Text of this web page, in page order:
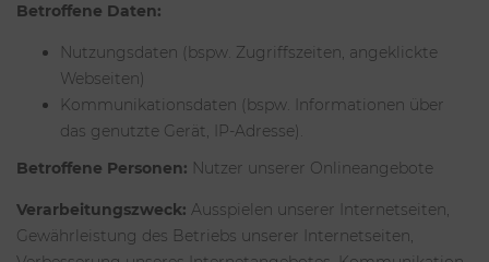
Betroffene Daten:
Nutzungsdaten (bspw. Zugriffszeiten, angeklickte
Webseiten)
Kommunikationsdaten (bspw. Informationen über
das genutzte Gerät, IP-Adresse).
Betroffene Personen: Nutzer unserer Onlineangebote
Verarbeitungszweck: Ausspielen unserer Internetseiten,
Gewährleistung des Betriebs unserer Internetseiten,